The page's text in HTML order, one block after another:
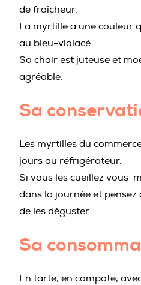
de fraîcheur.
La myrtille a une couleur
au bleu-violacé.
Sa chair est juteuse et
agréable.
Sa
Les myrtilles du
jours au réfrigérateur.
Si vous les cueillez vous-
dans la journée et
de les déguster.
Sa
En tarte, en compote,